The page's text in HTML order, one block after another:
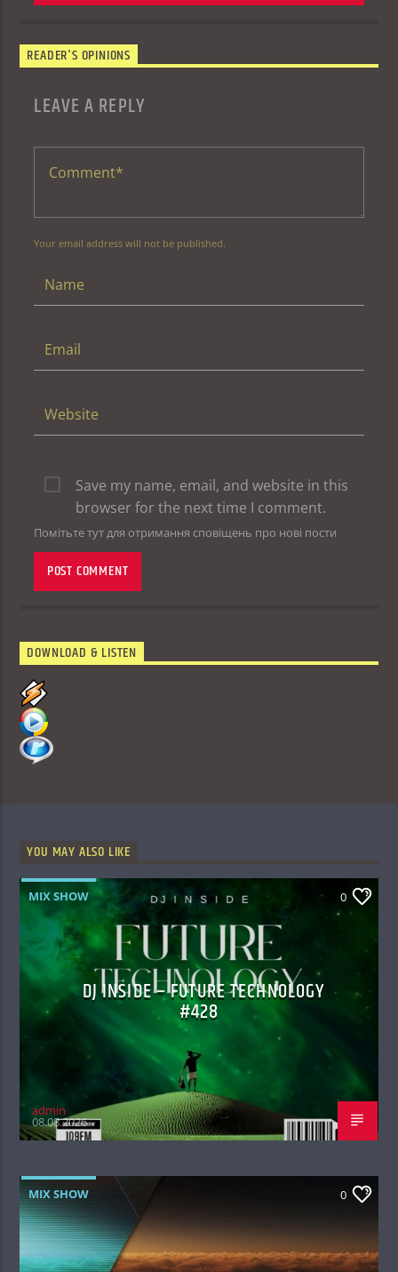
READER'S OPINIONS
LEAVE A REPLY
Your email address will not be published.
Save my name, email, and website in this
browser for the next time I comment.
Помітьте тут для отримання сповіщень про нові пости
DOWNLOAD & LISTEN
YOU MAY ALSO LIKE
MIX SHOW 0
DJ INSIDE – FUTURE TECHNOLOGY
#428
admin
08.08.2026
MIX SHOW 0